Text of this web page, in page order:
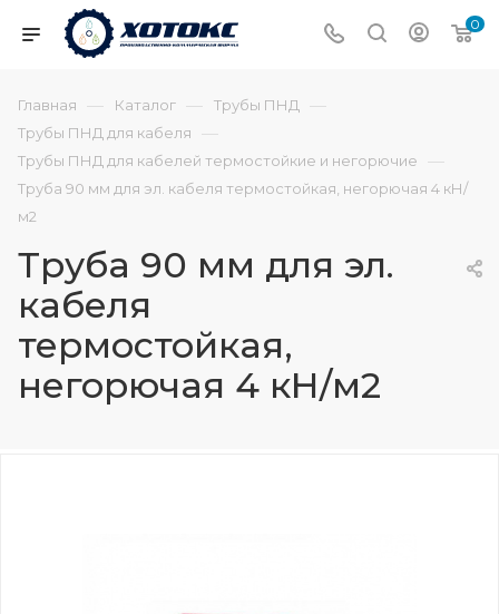
0
Главная — Каталог — Трубы ПНД —
Трубы ПНД для кабеля —
Трубы ПНД для кабелей термостойкие и негорючие —
Труба 90 мм для эл. кабеля термостойкая, негорючая 4 кН/
м2
Труба 90 мм для эл.
кабеля
термостойкая,
негорючая 4 кН/м2